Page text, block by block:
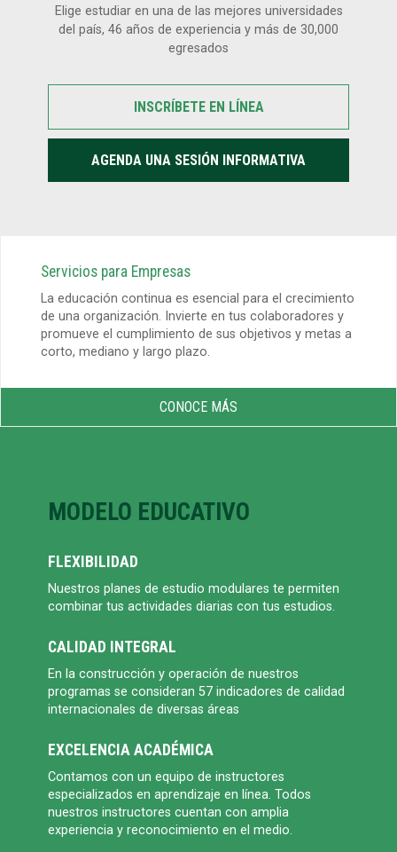
Elige estudiar en una de las mejores universidades
del país, 46 años de experiencia y más de 30,000
egresados
INSCRÍBETE EN LÍNEA
AGENDA UNA SESIÓN INFORMATIVA
Servicios para Empresas
La educación continua es esencial para el crecimiento
de una organización. Invierte en tus colaboradores y
promueve el cumplimiento de sus objetivos y metas a
corto, mediano y largo plazo.
CONOCE MÁS
MODELO EDUCATIVO
FLEXIBILIDAD
Nuestros planes de estudio modulares te permiten
combinar tus actividades diarias con tus estudios.
CALIDAD INTEGRAL
En la construcción y operación de nuestros
programas se consideran 57 indicadores de calidad
internacionales de diversas áreas
EXCELENCIA ACADÉMICA
Contamos con un equipo de instructores
especializados en aprendizaje en línea. Todos
nuestros instructores cuentan con amplia
experiencia y reconocimiento en el medio.